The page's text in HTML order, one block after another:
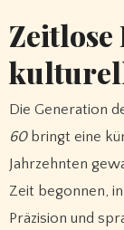
Zeitlose
Die Generation
60bringt eine
Jahrzehnten
Zeit begonnen,
Präzision und